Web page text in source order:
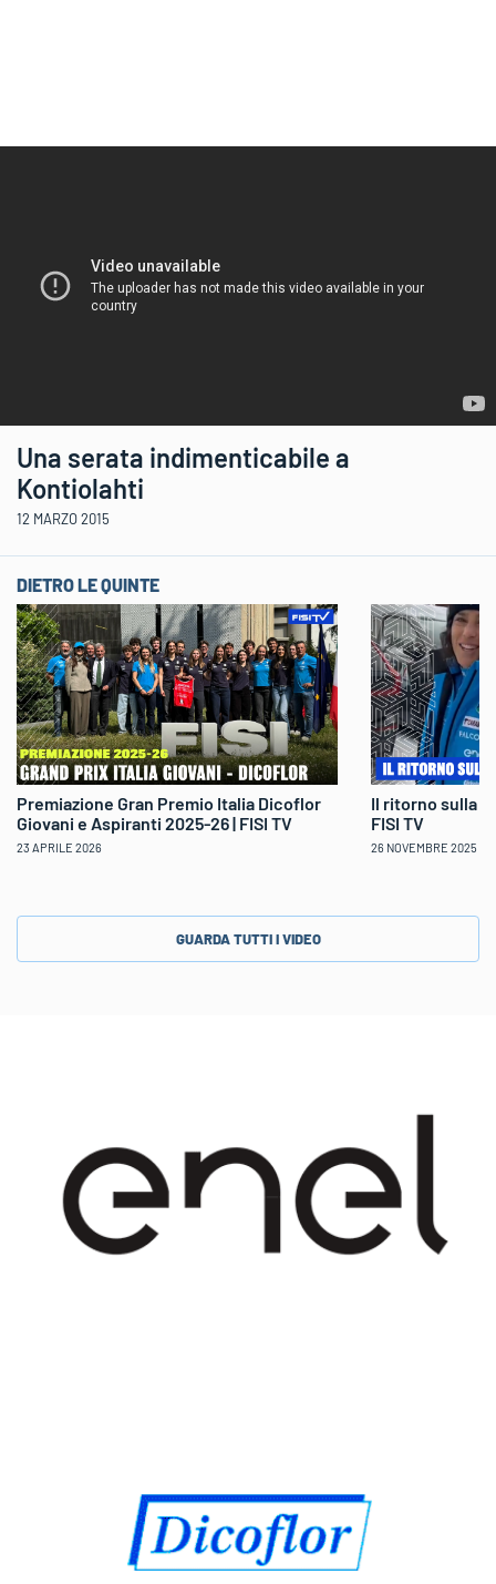
Una serata indimenticabile a
Kontiolahti
12 MARZO 2015
DIETRO LE QUINTE
Premiazione Gran Premio Italia Dicoflor
Giovani e Aspiranti 2025-26 | FISI TV
23 APRILE 2026
Il ritorno sulla
FISI TV
26 NOVEMBRE 2025
GUARDA TUTTI I VIDEO